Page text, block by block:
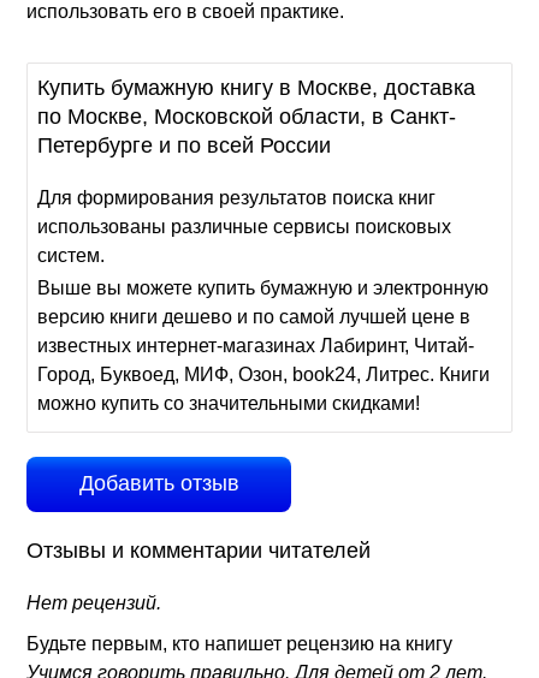
использовать его в своей практике.
Купить бумажную книгу в Москве, доставка
по Москве, Московской области, в Санкт-
Петербурге и по всей России
Для формирования результатов поиска книг
использованы различные сервисы поисковых
систем.
Выше вы можете купить бумажную и электронную
версию книги дешево и по самой лучшей цене в
известных интернет-магазинах Лабиринт, Читай-
Город, Буквоед, МИФ, Озон, book24, Литрес. Книги
можно купить со значительными скидками!
Добавить отзыв
Отзывы и комментарии читателей
Нет рецензий.
Будьте первым, кто напишет рецензию на книгу
Учимся говорить правильно. Для детей от 2 лет.